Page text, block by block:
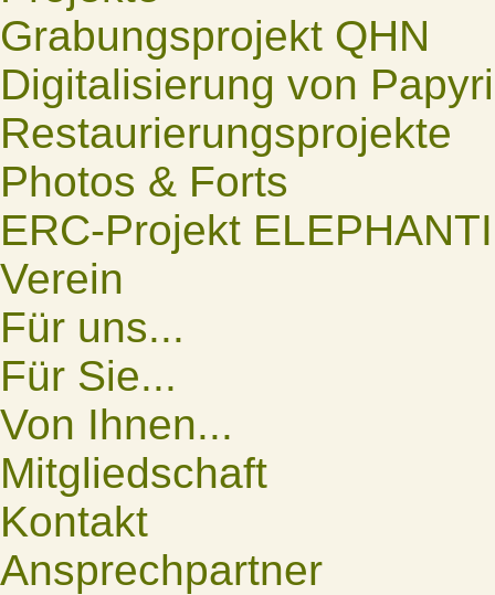
Grabungsprojekt QHN
Digitalisierung von
Restaurierungsprojekte
Photos & Forts
ERC-Projekt
Verein
Für uns...
Für Sie...
Von Ihnen...
Mitgliedschaft
Kontakt
Ansprechpartner